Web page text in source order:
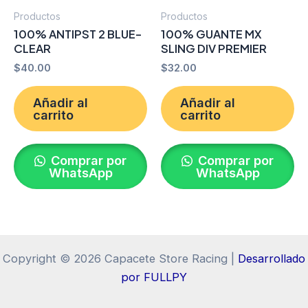
Productos
100% ANTIPST 2 BLUE-
CLEAR
$40.00
Añadir al
carrito
Comprar por
WhatsApp
Productos
100% GUANTE MX
SLING DIV PREMIER
$32.00
Añadir al
carrito
Comprar por
WhatsApp
Copyright © 2026 Capacete Store Racing | Desarrollado
por FULLPY